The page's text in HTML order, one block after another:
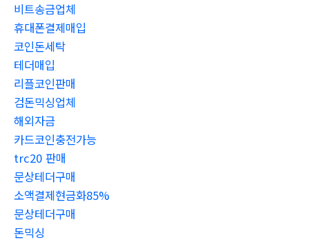
비트송금업체
휴대폰결제매입
코인돈세탁
테더매입
리플코인판매
검돈믹싱업체
해외자금
카드코인충전가능
trc20 판매
문상테더구매
소액결제현금화85%
문상테더구매
돈믹싱